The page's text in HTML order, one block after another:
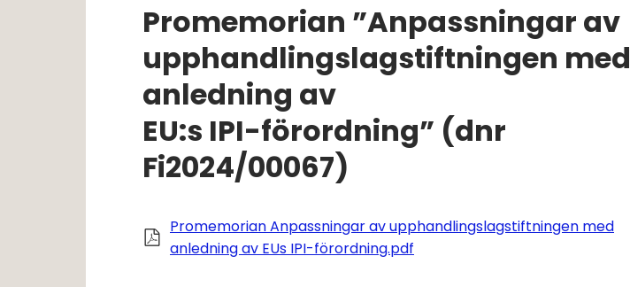
Promemorian ”Anpassningar av
upphandlingslagstiftningen med
anledning av
EU:s IPI-förordning” (dnr
Fi2024/00067)
Promemorian Anpassningar av upphandlingslagstiftningen med
anledning av EUs IPI-förordning.pdf